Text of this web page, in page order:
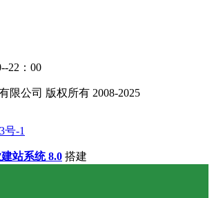
22：00
限公司 版权所有 2008-2025
号-1
站系统 8.0 搭建